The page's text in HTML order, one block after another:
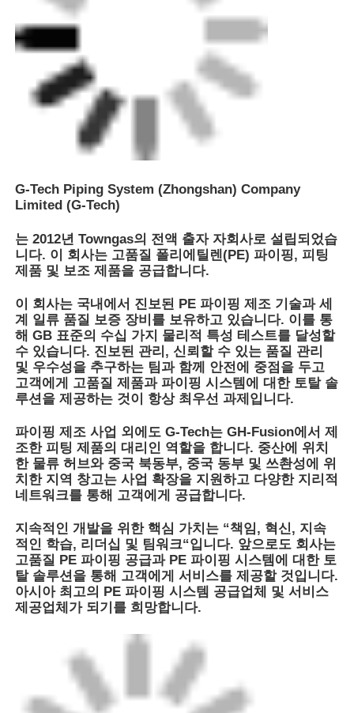
G-Tech Piping System (Zhongshan) Company
Limited (G-Tech)
는 2012년 Towngas의 전액 출자 자회사로 설립되었습
니다. 이 회사는 고품질 폴리에틸렌(PE) 파이핑, 피팅
제품 및 보조 제품을 공급합니다.
이 회사는 국내에서 진보된 PE 파이핑 제조 기술과 세
계 일류 품질 보증 장비를 보유하고 있습니다. 이를 통
해 GB 표준의 수십 가지 물리적 특성 테스트를 달성할
수 있습니다. 진보된 관리, 신뢰할 수 있는 품질 관리
및 우수성을 추구하는 팀과 함께 안전에 중점을 두고
고객에게 고품질 제품과 파이핑 시스템에 대한 토탈 솔
루션을 제공하는 것이 항상 최우선 과제입니다.
파이핑 제조 사업 외에도 G-Tech는 GH-Fusion에서 제
조한 피팅 제품의 대리인 역할을 합니다. 중산에 위치
한 물류 허브와 중국 북동부, 중국 동부 및 쓰촨성에 위
치한 지역 창고는 사업 확장을 지원하고 다양한 지리적
네트워크를 통해 고객에게 공급합니다.
지속적인 개발을 위한 핵심 가치는 “책임, 혁신, 지속
적인 학습, 리더십 및 팀워크“입니다. 앞으로도 회사는
고품질 PE 파이핑 공급과 PE 파이핑 시스템에 대한 토
탈 솔루션을 통해 고객에게 서비스를 제공할 것입니다.
아시아 최고의 PE 파이핑 시스템 공급업체 및 서비스
제공업체가 되기를 희망합니다.